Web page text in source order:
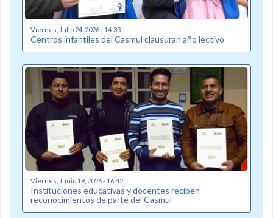
Viernes, Julio 24, 2026 - 14:33
Centros infantiles del Casmul clausuran año lectivo
Viernes, Junio 19, 2026 - 16:42
Instituciones educativas y docentes reciben
reconocimientos de parte del Casmul